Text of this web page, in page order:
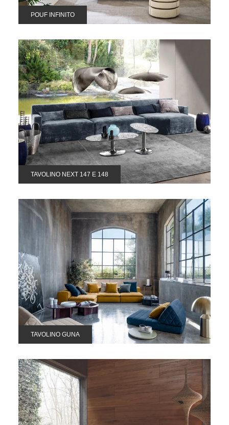
POUF INFINITO
TAVOLINO NEXT 147 E 148
TAVOLINO GUNA